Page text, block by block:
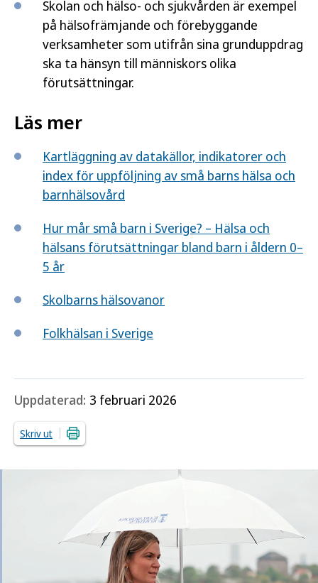
Skolan och hälso- och sjukvården är exempel
på hälsofrämjande och förebyggande
verksamheter som utifrån sina grunduppdrag
ska ta hänsyn till människors olika
förutsättningar.
Läs mer
Kartläggning av datakällor, indikatorer och
index för uppföljning av små barns hälsa och
barnhälsovård
Hur mår små barn i Sverige? – Hälsa och
hälsans förutsättningar bland barn i åldern 0–
5 år
Skolbarns hälsovanor
Folkhälsan i Sverige
Uppdaterad: 3 februari 2026
Skriv ut